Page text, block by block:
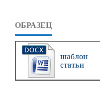
ОБРАЗЕЦ